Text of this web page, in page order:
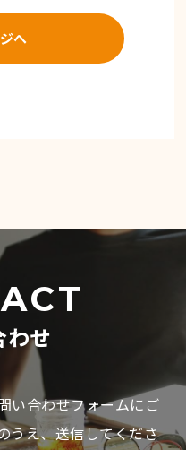
へ
わせ
い合わせフォームにご
うえ、送信してくださ